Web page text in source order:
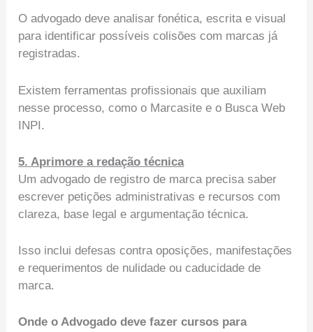
O advogado deve analisar fonética, escrita e visual
para identificar possíveis colisões com marcas já
registradas.
Existem ferramentas profissionais que auxiliam
nesse processo, como o Marcasite e o Busca Web
INPI.
5. Aprimore a redação técnica
Um advogado de registro de marca precisa saber
escrever petições administrativas e recursos com
clareza, base legal e argumentação técnica.
Isso inclui defesas contra oposições, manifestações
e requerimentos de nulidade ou caducidade de
marca.
Onde o Advogado deve fazer cursos para